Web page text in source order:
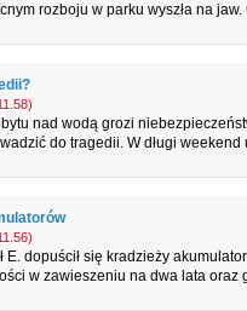
rozboju w parku wyszła na
nad wodą grozi
do tragedii. W długi weekend
E. dopuścił się kradzieży
w zawieszeniu na dwa lata oraz